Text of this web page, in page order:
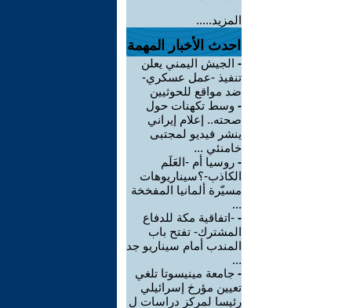
المزيد.....
احدث الأخبار المهمة
- الجيش اليمني يعلن
تنفيذ -عمل عسكري-
ضد مواقع للحوثيين
- وسط تكهنات حول
صحته.. إعلام إيراني
ينشر فيديو لمجتبى
خامنئي ...
- روسيا أم -العَلَم
الكاذب-؟سيناريوهات
مسيّرة ألمانيا المفخخة
...
- -اتفاقية مكة للدفاع
المشترك- تفتح باب
المندب أمام سيناريو جد
...
- جامعة مينيسوتا تلغي
تعيين مؤرخ إسرائيلي
رئيسا لمركز دراسات ل